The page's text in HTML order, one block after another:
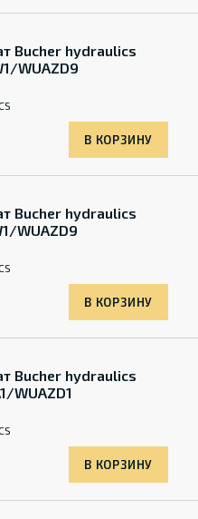
Bucher hydraulics
WUAZD9
В КОРЗИНУ
Bucher hydraulics
WUAZD9
В КОРЗИНУ
Bucher hydraulics
WUAZD1
В КОРЗИНУ